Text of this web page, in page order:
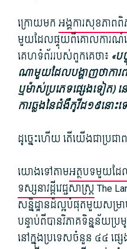
ក្រោយមក អង្គការ​សុខភាព​
មួយ​ដែល​ផ្ទុយពី​គោលការណ៍​
គេហទំព័រ​របស់​ពួកគេ​ថា៖ «ប
ណាមួយ​ដែល​បង្ហាញថា​ការ​
ឬ​ម៉ាស់​ប្រភេទ​ផ្សេងទៀត)
ការ​ឆ្លង​នៃ​ជំងឺ​កូវីដ​១៩​នោះ​ទ
ដូច្នេះហើយ តើ​យើង​ជា​ប្រជាព
យោងទៅតាម​អត្ថបទ​មួយ​ដែ
ទស្សនាវដ្ដី​វេជ្ជសាស្ត្រThe
សន្និដ្ឋាន​ដ៏​ល្អ​បំផុត​មួយ​សម្រ
បន្ទាប់ពី​បាន​វិភាគ​ទិន្នន័យ​
នៅក្នុង​ប្រទេស​ចំនួន ៤៤ ផ្សេង